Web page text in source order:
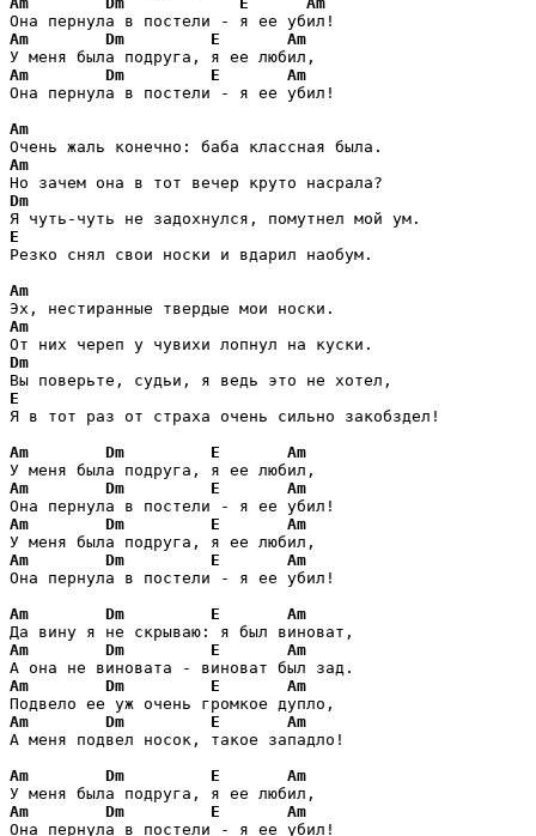
Am
Dm E
Am
Am
Dm E
Am
Она пернула в постели - я ее убил!
Am
Am
Dm
E
Резко снял свои носки и вдарил наобум.
Am
Am
Dm
E
Я в тот раз от страха очень сильно закобздел!
Am
Dm E
Am
Am
Dm E
Am
Am
Dm E
Am
Am
Dm E
Am
Она пернула в постели - я ее убил!
Am
Dm E
Am
Am
Dm E
Am
Am
Dm E
Am
Am
Dm E
Am
А меня подвел носок, такое западло!
Am
Dm E
Am
Am
Dm E
Am